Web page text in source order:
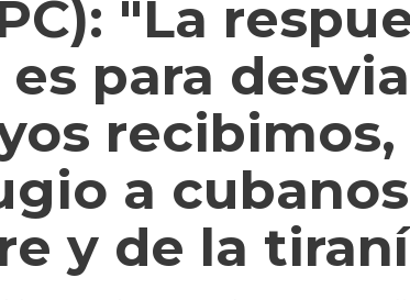
"La
para
recibimos,
a cubanos
y de la